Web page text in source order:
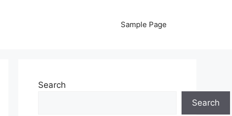
Sample Page
Search
Search